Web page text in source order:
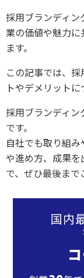
採用ブランディ
業の価値や魅力
ます。
この記事では、
トやデメリットに
採用ブランディ
です。
自社でも取り組
や進め方、成果
で、ぜひ最後まで
国内